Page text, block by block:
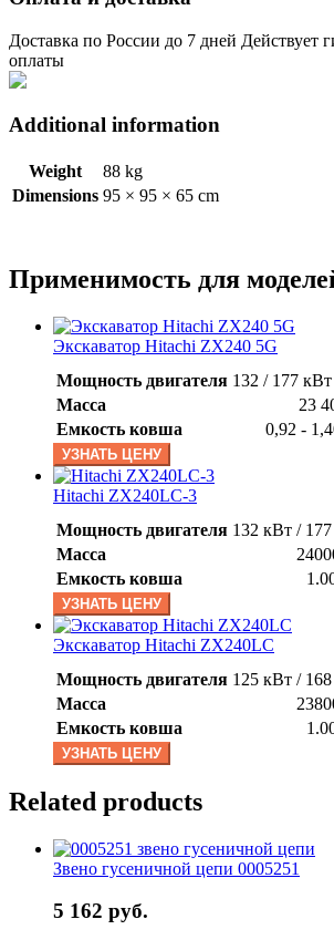
Доставка по России до 7 дней Действует
оплаты
Additional information
Weight
88 kg
Dimensions 95 × 95 × 65 cm
Применимость для
Экскаватор Hitachi ZX240 5G
Мощность двигателя 132 / 177 кВт
Масса
23
Емкость ковша
0,92 -
УЗНАТЬ ЦЕНУ
Hitachi ZX240LC-3
Мощность двигателя 132 кВт / 177
Масса
Емкость ковша
УЗНАТЬ ЦЕНУ
Экскаватор Hitachi ZX240LC
Мощность двигателя 125 кВт / 168
Масса
Емкость ковша
УЗНАТЬ ЦЕНУ
Related products
Звено гусеничной цепи 0005251
5 162 руб.